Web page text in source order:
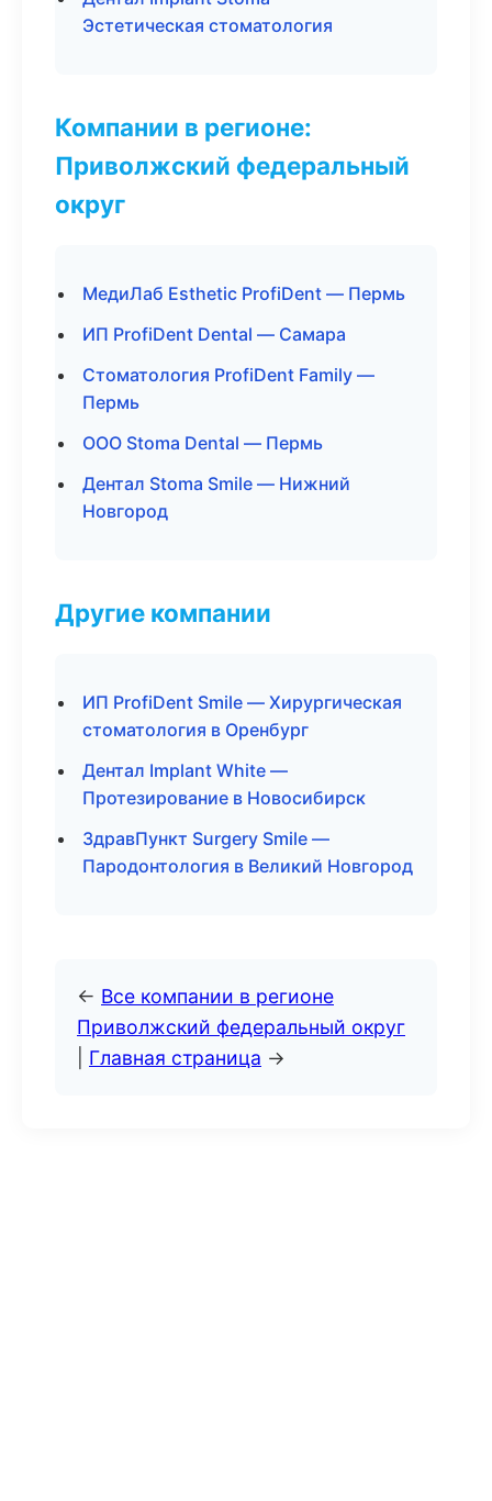
Эстетическая стоматология
Компании в регионе:
Приволжский федеральный
округ
МедиЛаб Esthetic ProfiDent — Пермь
ИП ProfiDent Dental — Самара
Стоматология ProfiDent Family —
Пермь
ООО Stoma Dental — Пермь
Дентал Stoma Smile — Нижний
Новгород
Другие компании
ИП ProfiDent Smile — Хирургическая
стоматология в Оренбург
Дентал Implant White —
Протезирование в Новосибирск
ЗдравПункт Surgery Smile —
Пародонтология в Великий Новгород
← Все компании в регионе
Приволжский федеральный округ
Главная страница →